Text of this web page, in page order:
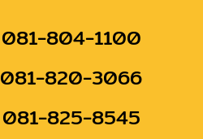
081-804-1100
081-820-3066
081-825-8545